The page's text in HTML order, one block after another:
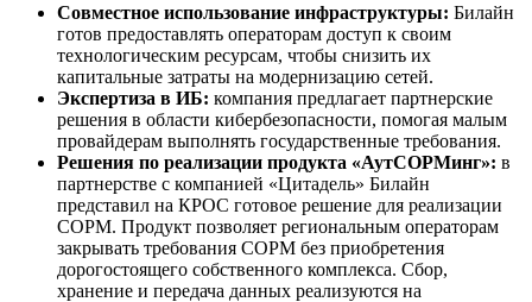
Совместное использование инфраструктуры: Билайн
готов предоставлять операторам доступ к своим
технологическим ресурсам, чтобы снизить их
капитальные затраты на модернизацию сетей.
Экспертиза в ИБ: компания предлагает партнерские
решения в области кибербезопасности, помогая малым
провайдерам выполнять государственные требования.
Решения по реализации продукта «АутСОРМинг»: в
партнерстве с компанией «Цитадель» Билайн
представил на КРОС готовое решение для реализации
СОРМ. Продукт позволяет региональным операторам
закрывать требования СОРМ без приобретения
дорогостоящего собственного комплекса. Сбор,
хранение и передача данных реализуются на